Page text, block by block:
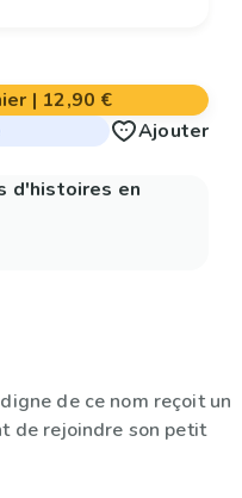
| 12,90 €
Ajouter
d'histoires en
de ce nom reçoit un
de rejoindre son petit